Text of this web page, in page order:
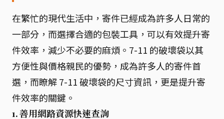
在繁忙的現代生活中，寄件已經成為許多人日常的
一部分，而選擇合適的包裝工具，可以有效提升寄
件效率，減少不必要的麻煩。7-11 的破壞袋以其
方便性與價格親民的優勢，成為許多人的寄件首
選，而瞭解 7-11 破壞袋的尺寸資訊，更是提升寄
件效率的關鍵。
1. 善用網路資源快速查詢